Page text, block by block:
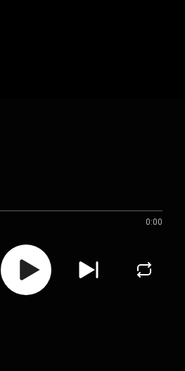
0:00